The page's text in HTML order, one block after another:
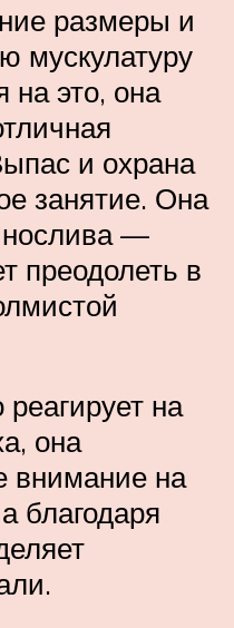
размеры и
мускулатуру
на это, она
и охрана
занятие. Она
—
преодолеть в
на
она
внимание на
благодаря